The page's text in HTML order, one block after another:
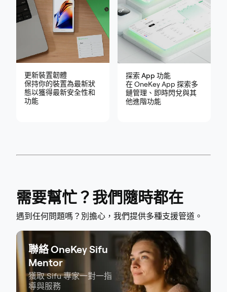
更新裝置韌體
保持你的裝置為最新狀
態以獲得最新安全性和
功能
探索 App 功能
在 OneKey App 探索多
鏈管理、即時閃兌與其
他進階功能
需要幫忙？我們隨時都在
遇到任何問題嗎？別擔心，我們提供多種支援管道。
聯絡 OneKey Sifu
Mentor
獲取 Sifu 專家一對一指
導與服務